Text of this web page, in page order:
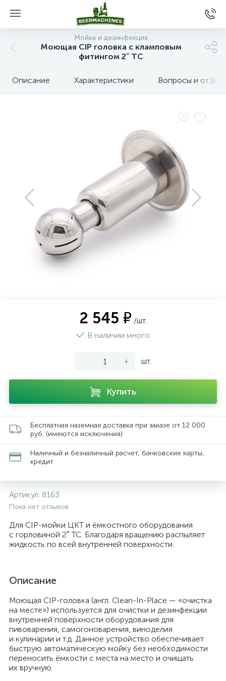
Мойка и дезинфекция
Моющая CIP головка с кламповым
фитингом 2″ TC
Описание Характеристики Вопросы и отзывы
2 545 ₽ /шт.
В наличии много
- + шт.
Купить
Бесплатная наземная доставка при заказе от 12 000
руб. (имеются исключения)
Наличный и безналичный расчет, банковские карты,
кредит
Артикул: 8163
Пока нет отзывов
Для CIP-мойки ЦКТ и ёмкостного оборудования
с горловиной 2″ TC. Благодаря вращению распыляет
жидкость по всей внутренней поверхности.
Описание
Моющая CIP-головка (англ. Clean-In-Place — «очистка
на месте») используется для очистки и дезинфекции
внутренней поверхности оборудования для
пивоварения, самогоноварения, виноделия
и кулинарии и т.д. Данное устройство обеспечивает
быструю автоматическую мойку без необходимости
переносить ёмкости с места на место и очищать
их вручную.